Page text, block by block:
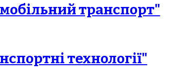
транспорт"
технології"